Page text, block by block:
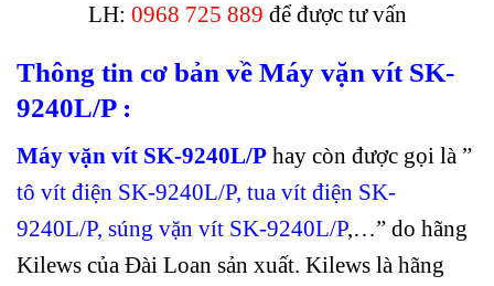
LH: 0968 725 889 để được tư vấn
Thông tin cơ bản về Máy vặn vít SK-
9240L/P :
Máy vặn vít SK-9240L/P hay còn được gọi là ”
tô vít điện SK-9240L/P, tua vít điện SK-
9240L/P, súng vặn vít SK-9240L/P,…” do hãng
Kilews của Đài Loan sản xuất. Kilews là hãng